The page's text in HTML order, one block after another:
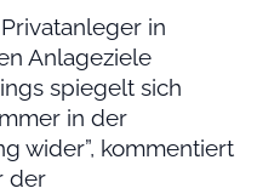
in
Anlageziele
spiegelt sich
in der
wider”, kommentiert
der